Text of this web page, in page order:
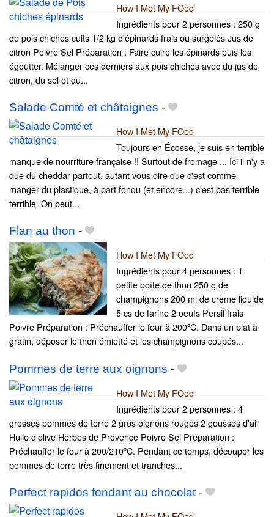
How I Met My FOod
Ingrédients pour 2 personnes : 250 g
de pois chiches cuits 1/2 kg d'épinards frais ou surgelés Jus de
citron Poivre Sel Préparation : Faire cuire les épinards puis les
égoutter. Mélanger ces derniers aux pois chiches avec du jus de
citron, du sel et du...
Salade Comté et châtaignes -
How I Met My FOod
Toujours en Écosse, je suis en terrible
manque de nourriture française !! Surtout de fromage ... Ici il n'y a
que du cheddar partout, autant vous dire que c'est comme
manger du plastique, à part fondu (et encore...) c'est pas terrible
terrible. On peut...
Flan au thon -
How I Met My FOod
Ingrédients pour 4 personnes : 1
petite boîte de thon 250 g de
champignons 200 ml de crème liquide
5 cs de farine 2 oeufs Persil frais
Poivre Préparation : Préchauffer le four à 200ºC. Dans un plat à
gratin, déposer le thon émietté et les champignons coupés...
Pommes de terre aux oignons -
How I Met My FOod
Ingrédients pour 2 personnes : 4
grosses pommes de terre 2 gros oignons rouges 2 gousses d'ail
Huile d'olive Herbes de Provence Poivre Sel Préparation :
Préchauffer le four à 200/210ºC. Pendant ce temps, découper les
pommes de terre très finement et tranches...
Perfect rapidos fondant au chocolat -